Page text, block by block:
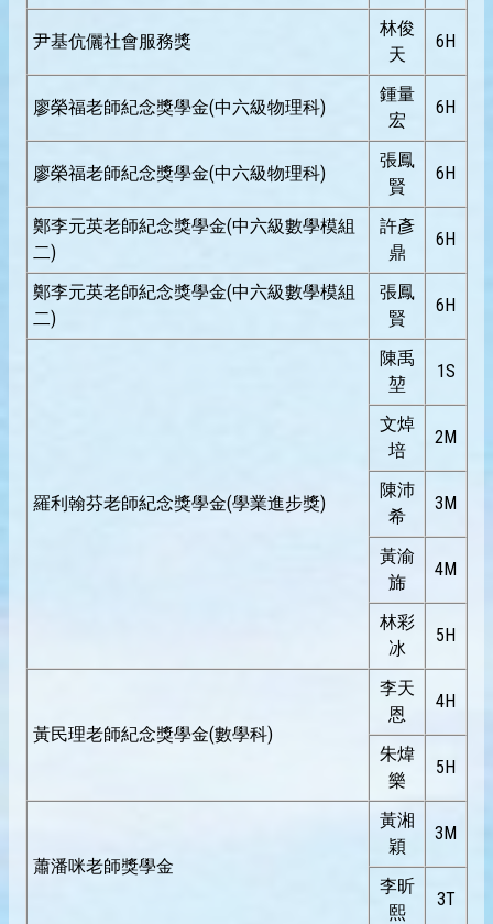
尹基伉儷社會服務獎
林俊
天
6H
廖榮福老師紀念獎學金(中六級物理科)
鍾量
宏
6H
廖榮福老師紀念獎學金(中六級物理科)
張鳳
賢
6H
鄭李元英老師紀念獎學金(中六級數學模組
二)
許彥
鼎
6H
鄭李元英老師紀念獎學金(中六級數學模組
二)
張鳳
賢
6H
羅利翰芬老師紀念獎學金(學業進步獎)
陳禹
堃
1S
文焯
培
2M
陳沛
希
3M
黃渝
旆
4M
林彩
冰
5H
黃民理老師紀念獎學金(數學科)
李天
恩
4H
朱煒
樂
5H
蕭潘咪老師獎學金
黃湘
穎
3M
李昕
熙
3T